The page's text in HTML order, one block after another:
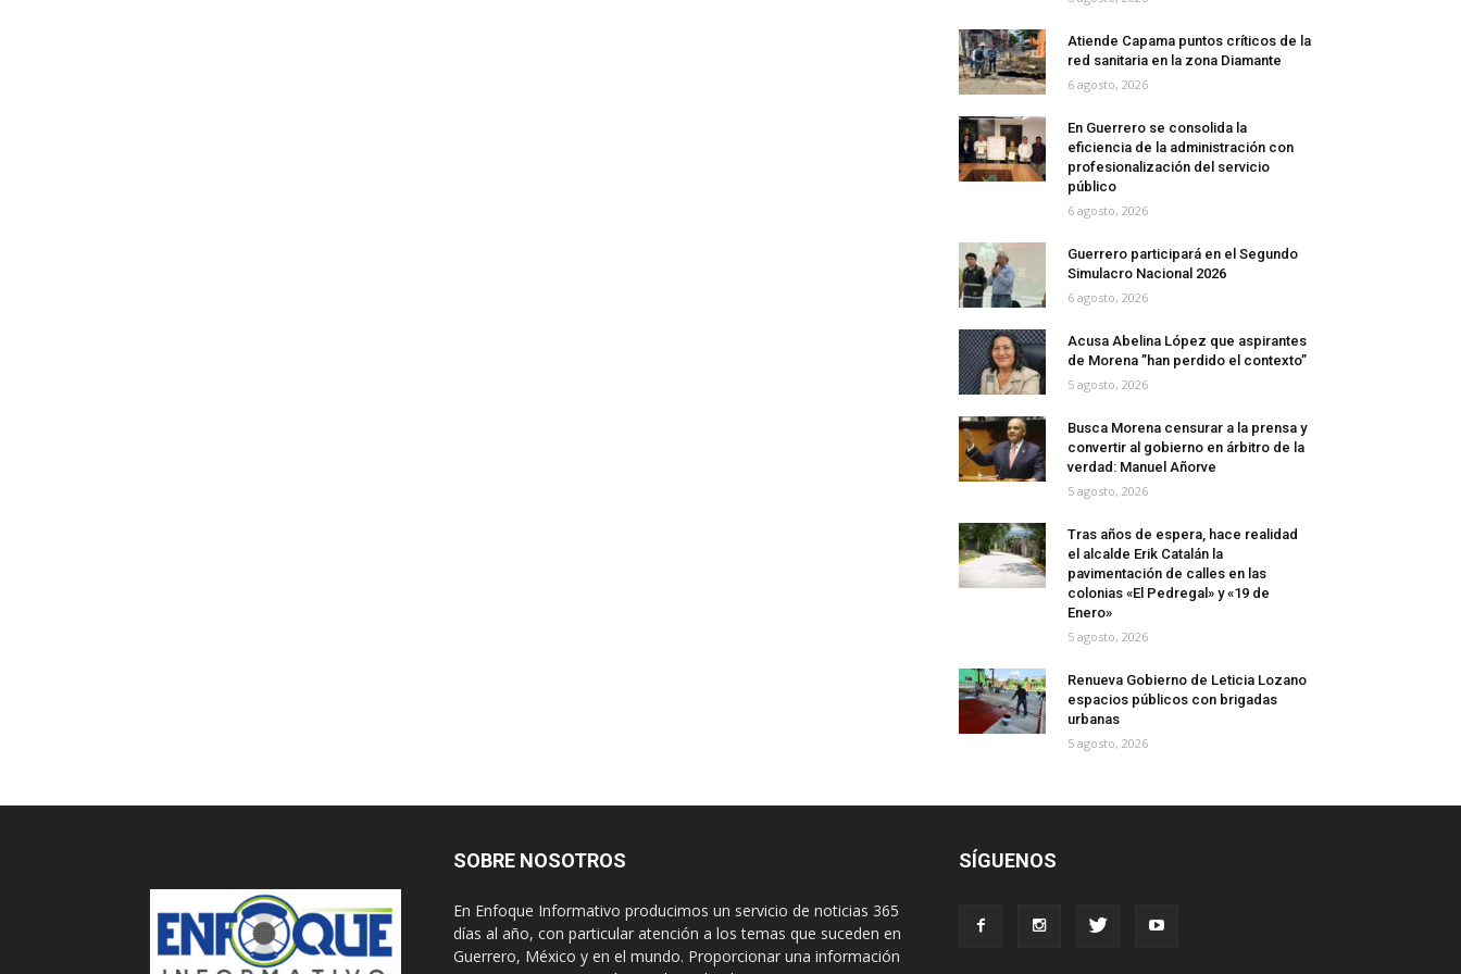
Atiende Capama puntos críticos de la
red sanitaria en la zona Diamante
6 agosto, 2026
En Guerrero se consolida la
eficiencia de la administración con
profesionalización del servicio
público
6 agosto, 2026
Guerrero participará en el Segundo
Simulacro Nacional 2026
6 agosto, 2026
Acusa Abelina López que aspirantes
de Morena ”han perdido el contexto”
5 agosto, 2026
Busca Morena censurar a la prensa y
convertir al gobierno en árbitro de la
verdad: Manuel Añorve
5 agosto, 2026
Tras años de espera, hace realidad
el alcalde Erik Catalán la
pavimentación de calles en las
colonias «El Pedregal» y «19 de
Enero»
5 agosto, 2026
Renueva Gobierno de Leticia Lozano
espacios públicos con brigadas
urbanas
5 agosto, 2026
SOBRE NOSOTROS
En Enfoque Informativo producimos un servicio de noticias 365
días al año, con particular atención a los temas que suceden en
Guerrero, México y en el mundo. Proporcionar una información
SÍGUENOS